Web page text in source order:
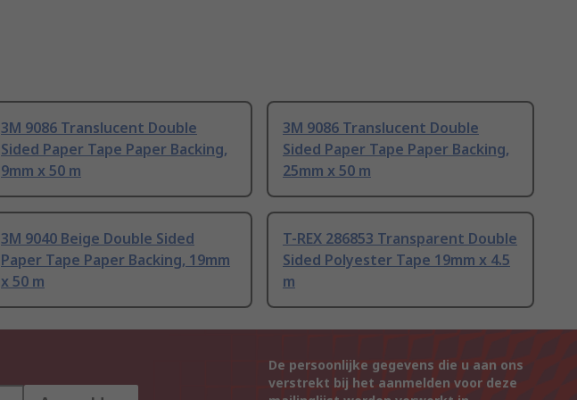
3M 9086 Translucent Double
Sided Paper Tape Paper Backing,
9mm x 50 m
3M 9086 Translucent Double
Sided Paper Tape Paper Backing,
25mm x 50 m
3M 9040 Beige Double Sided
Paper Tape Paper Backing, 19mm
x 50 m
T-REX 286853 Transparent Double
Sided Polyester Tape 19mm x 4.5
m
De persoonlijke gegevens die u aan ons
verstrekt bij het aanmelden voor deze